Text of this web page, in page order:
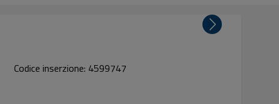
Codice inserzione: 4599747